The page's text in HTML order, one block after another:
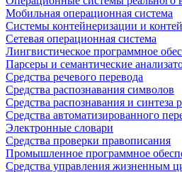
Мобильная операционная система
Системы контейнеризации и
Сетевая операционная система
Лингвистическое программное
Парсеры и семантические
Средства речевого перевода
Средства распознавания символов
Средства распознавания и синтеза
Средства автоматизированного
Электронные словари
Средства проверки правописания
Промышленное программное
Средства управления жизненным